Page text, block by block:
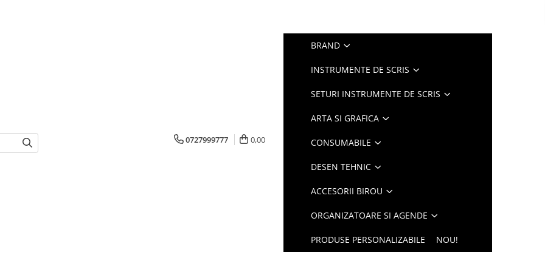
0727999777 0,00
BRAND
INSTRUMENTE DE SCRIS
SETURI INSTRUMENTE DE SCRIS
ARTA SI GRAFICA
CONSUMABILE
DESEN TEHNIC
ACCESORII BIROU
ORGANIZATOARE SI AGENDE
PRODUSE PERSONALIZABILE NOU!